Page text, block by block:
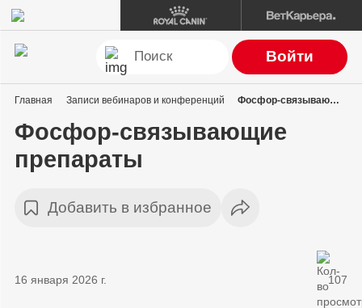
Войти
Главная Записи вебинаров и конференций Фосфор-связывающие препараты
Фосфор-связывающие
препараты
Добавить в избранное
16 января 2026 г. 107